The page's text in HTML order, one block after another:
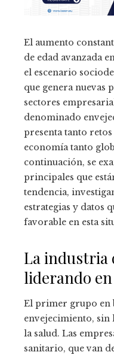
El aumento
de edad avanzada
el escenario
que genera nuevas
sectores
denominado
presenta tanto
economía tanto
continuación, se
principales que
tendencia,
estrategias y datos
favorable en esta
La industria
liderando
El primer grupo en
envejecimiento, sin
la salud. Las
sanitario, que van